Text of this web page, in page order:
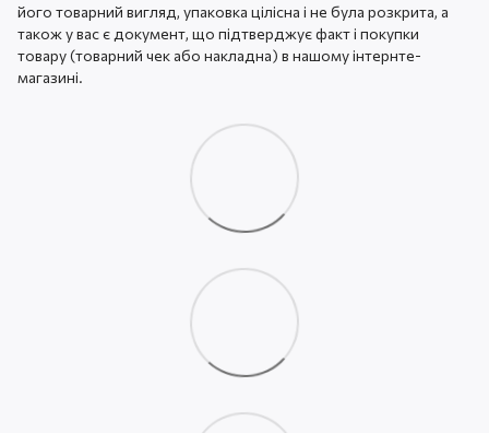
його товарний вигляд, упаковка цілісна і не була розкрита, а
також у вас є документ, що підтверджує факт і покупки
товару (товарний чек або накладна) в нашому інтернте-
магазині.